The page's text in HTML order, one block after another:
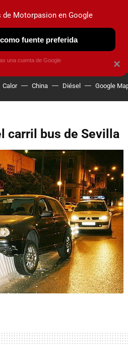
OBSERVATORIO
Calor China Diésel Google
carril bus de Sevilla
×
de Motorpasion en Google
fuente preferida
una cuenta de Google